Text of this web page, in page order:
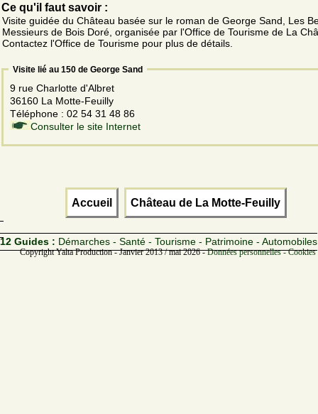
Ce qu'il faut savoir :
Visite guidée du Château basée sur le roman de George Sand, Les
Messieurs de Bois Doré, organisée par l'Office de Tourisme de La
Contactez l'Office de Tourisme pour plus de détails.
Visite lié au 150 de George Sand
9 rue Charlotte d'Albret
36160 La Motte-Feuilly
Téléphone : 02 54 31 48 86
Consulter le site Internet
Accueil Château de La Motte-Feuilly
12 Guides : Démarches - Santé - Tourisme - Patrimoine - Automobiles
Copyright Yalta Production - Janvier 2013 / mai 2026 -Données personnelles -